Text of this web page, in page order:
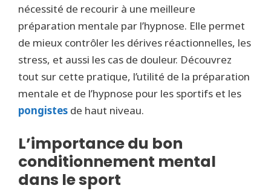
nécessité de recourir à une meilleure
préparation mentale par l’hypnose. Elle permet
de mieux contrôler les dérives réactionnelles, les
stress, et aussi les cas de douleur. Découvrez
tout sur cette pratique, l’utilité de la préparation
mentale et de l’hypnose pour les sportifs et les
pongistes de haut niveau.
L’importance du bon
conditionnement mental
dans le sport